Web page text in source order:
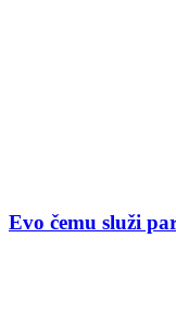
Evo čemu služi